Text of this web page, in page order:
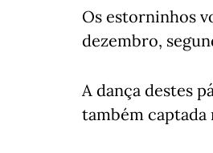
Os estorninhos
dezembro,
A dança destes
também captada